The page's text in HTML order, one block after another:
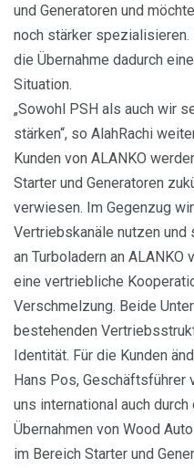
und Generatoren und
noch stärker
die Übernahme dadurch
Situation.
„Sowohl PSH als auch wir
stärken“, so AlahRachi
Kunden von ALANKO
Starter und Generatoren
verwiesen. Im Gegenzug
Vertriebskanäle nutzen und
an Turboladern an ALANKO
eine vertriebliche
Verschmelzung. Beide
bestehenden
Identität. Für die Kunden
Hans Pos, Geschäftsführer
uns international auch durch
Übernahmen von Wood
im Bereich Starter und